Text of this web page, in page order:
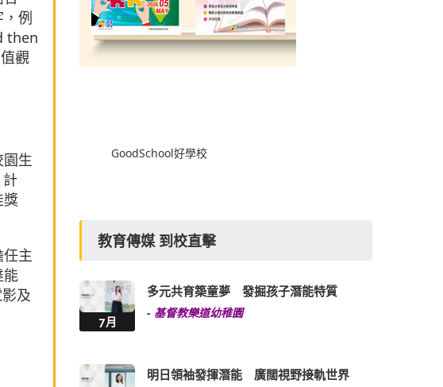
例
then
觀
生
獎
主
能
及
GoodSchool好學校
教育傳媒 到校直擊
7月
多元共育築童夢 發掘孩子潛能特質
- 基督教樂道幼稚園
明日領袖發揮潛能 廣闊視野接軌世界